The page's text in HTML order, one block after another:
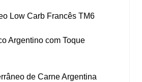
Low Carb Francês TM6
Argentino com Toque
de Carne Argentina